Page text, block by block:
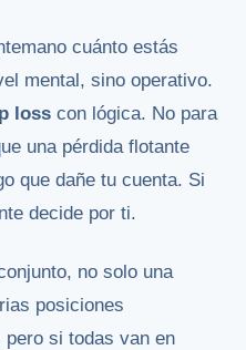
cuánto estás
mental, sino operativo.
loss con lógica. No para
una pérdida flotante
que dañe tu cuenta. Si
decide por ti.
no solo una
posiciones
pero si todas van en